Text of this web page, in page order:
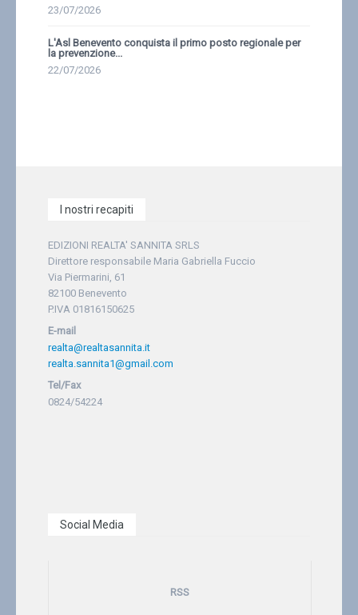
23/07/2026
L'Asl Benevento conquista il primo posto regionale per
la prevenzione...
22/07/2026
I nostri recapiti
EDIZIONI REALTA' SANNITA SRLS
Direttore responsabile Maria Gabriella Fuccio
Via Piermarini, 61
82100 Benevento
P.IVA 01816150625
E-mail
realta@realtasannita.it
realta.sannita1@gmail.com
Tel/Fax
0824/54224
Social Media
RSS